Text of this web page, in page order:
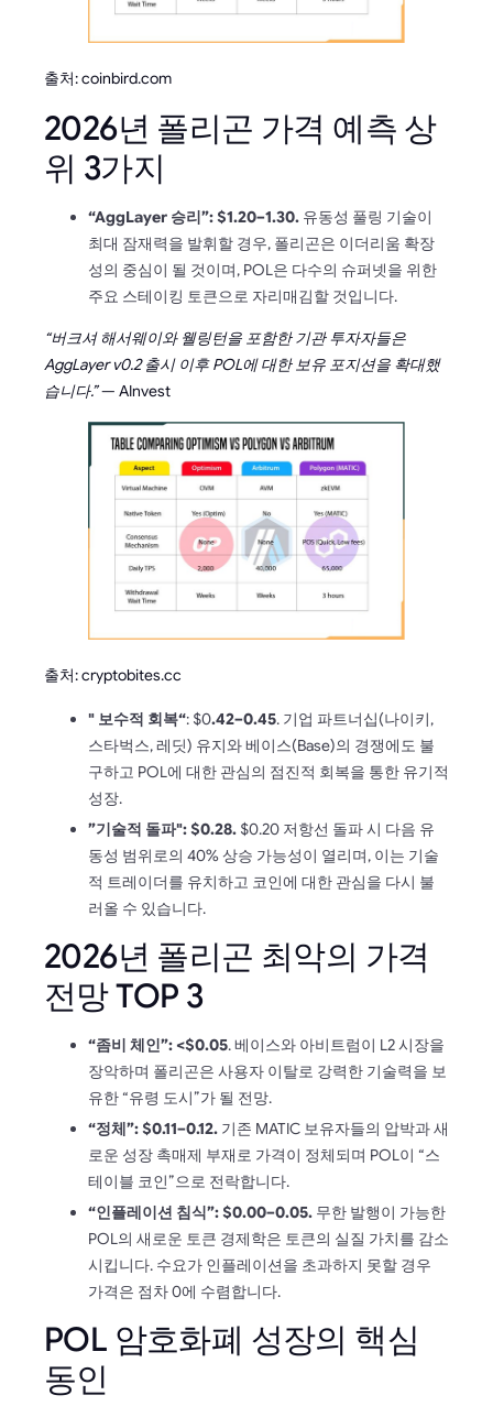
출처: coinbird.com
2026년 폴리곤 가격 예측 상
위 3가지
“AggLayer 승리”: $1.20–1.30. 유동성 풀링 기술이
최대 잠재력을 발휘할 경우, 폴리곤은 이더리움 확장
성의 중심이 될 것이며, POL은 다수의 슈퍼넷을 위한
주요 스테이킹 토큰으로 자리매김할 것입니다.
“버크셔 해서웨이와 웰링턴을 포함한 기관 투자자들은
AggLayer v0.2 출시 이후 POL에 대한 보유 포지션을 확대했
습니다.”— AInvest
출처: cryptobites.cc
" 보수적 회복“: $0.42–0.45. 기업 파트너십(나이키,
스타벅스, 레딧) 유지와 베이스(Base)의 경쟁에도 불
구하고 POL에 대한 관심의 점진적 회복을 통한 유기적
성장.
”기술적 돌파": $0.28. $0.20 저항선 돌파 시 다음 유
동성 범위로의 40% 상승 가능성이 열리며, 이는 기술
적 트레이더를 유치하고 코인에 대한 관심을 다시 불
러올 수 있습니다.
2026년 폴리곤 최악의 가격
전망 TOP 3
“좀비 체인”: <$0.05. 베이스와 아비트럼이 L2 시장을
장악하며 폴리곤은 사용자 이탈로 강력한 기술력을 보
유한 “유령 도시”가 될 전망.
“정체”: $0.11–0.12. 기존 MATIC 보유자들의 압박과 새
로운 성장 촉매제 부재로 가격이 정체되며 POL이 “스
테이블 코인”으로 전락합니다.
“인플레이션 침식”: $0.00–0.05. 무한 발행이 가능한
POL의 새로운 토큰 경제학은 토큰의 실질 가치를 감소
시킵니다. 수요가 인플레이션을 초과하지 못할 경우
가격은 점차 0에 수렴합니다.
POL 암호화폐 성장의 핵심
동인